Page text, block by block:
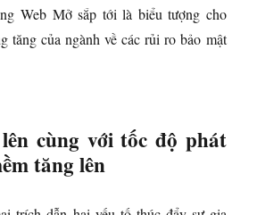
Web Mở sắp tới là biểu tượng cho
tăng của ngành về các rủi ro bảo mật
cùng với tốc độ phát
tăng lên